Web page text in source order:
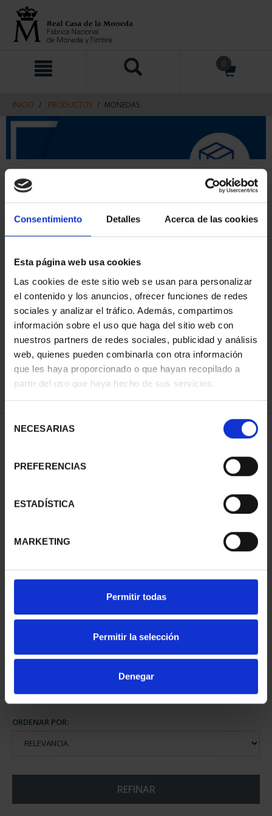
Consentimiento Detalles Acerca de las cookies
Esta página web usa cookies
Las cookies de este sitio web se usan para personalizar
el contenido y los anuncios, ofrecer funciones de redes
sociales y analizar el tráfico. Además, compartimos
información sobre el uso que haga del sitio web con
nuestros partners de redes sociales, publicidad y análisis
web, quienes pueden combinarla con otra información
que les haya proporcionado o que hayan recopilado a
partir del uso que haya hecho de sus servicios.
NECESARIAS
PREFERENCIAS
ESTADÍSTICA
MARKETING
Permitir todas
Permitir la selección
Denegar
contenido
navegacin
0
INICIO PRODUCTOS MONEDAS
ORDENAR POR:
REFINAR
1 Productos encontrados
CAMPEONAS MUNDIAL
145,00 €
ORDENAR POR:
REFINAR